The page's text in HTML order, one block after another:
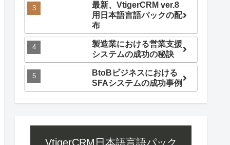
最新、VtigerCRM ver.8
用日本語言語パックの配
布
製造業における営業支援
システムの成功の秘訣
BtoBビジネスにおける
SFAシステムの成功事例
VtigerCRM日本語言語パック